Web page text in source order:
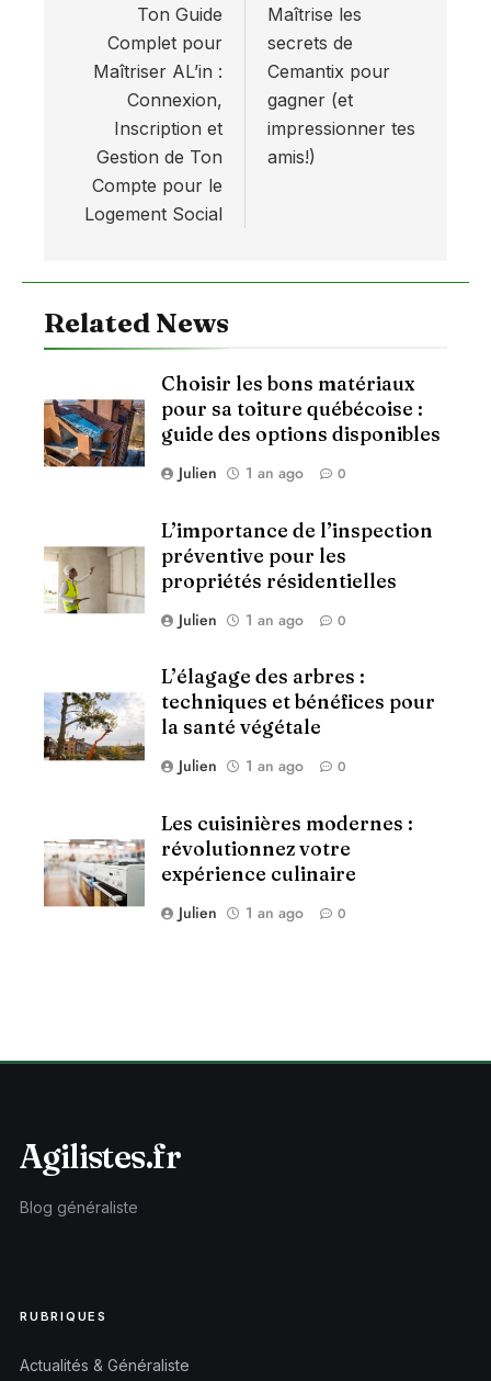
l’article
Ton Guide
Complet pour
Maîtriser AL’in :
Connexion,
Inscription et
Gestion de Ton
Compte pour le
Logement Social
Maîtrise les
secrets de
Cemantix pour
gagner (et
impressionner tes
amis!)
Related News
Choisir les bons matériaux
pour sa toiture québécoise :
guide des options disponibles
Julien 1 an ago 0
L’importance de l’inspection
préventive pour les
propriétés résidentielles
Julien 1 an ago 0
L’élagage des arbres :
techniques et bénéfices pour
la santé végétale
Julien 1 an ago 0
Les cuisinières modernes :
révolutionnez votre
expérience culinaire
Julien 1 an ago 0
Agilistes.fr
Blog généraliste
RUBRIQUES
Actualités & Généraliste